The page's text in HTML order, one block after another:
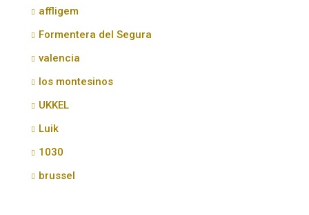
affligem
Formentera del Segura
valencia
los montesinos
UKKEL
Luik
1030
brussel